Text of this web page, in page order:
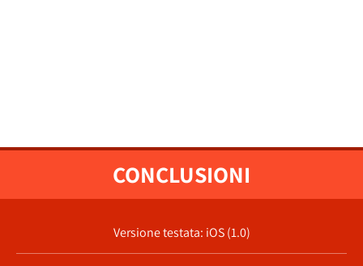
CONCLUSIONI
Versione testata: iOS (1.0)